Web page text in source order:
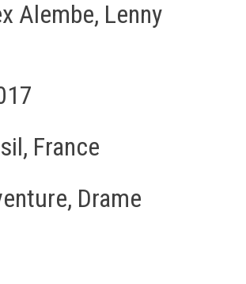
Alembe, Lenny
France
Drame